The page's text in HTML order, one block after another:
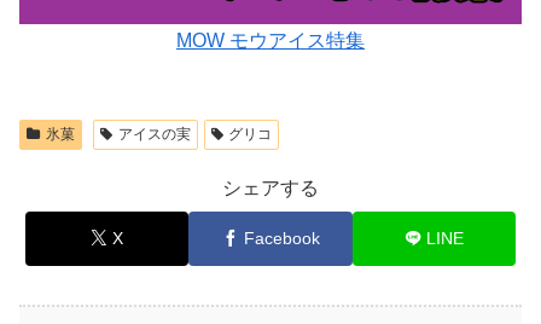
MOW モウアイス特集
氷菓 アイスの実 グリコ
シェアする
X Facebook LINE